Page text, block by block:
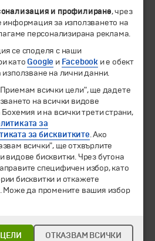
ООД.Всички права запазени.
почивки
от А до Я
дати
и профилиране, чрез
информация за използването на
персонализирана реклама.
се споделя с наши
като Google и Facebook и е обект
използване на лични данни.
всички цели", ще дадете
на всички видове
Бохемия и на всички трети страни,
за
за бисквитките. Ако
всички", ще отхвърлите
видове бисквитки. Чрез бутона
специфичен избор, като
бисквитки и откажете
Може да промените вашия избор
ОТКАЗВАМ ВСИЧКИ